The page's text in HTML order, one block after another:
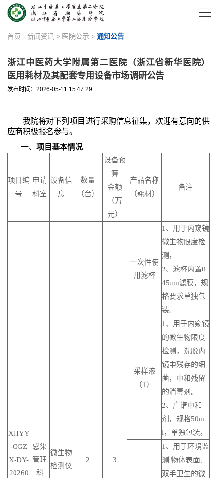
首页 - 新闻资讯 > 医院公示 > 通知公告
浙江中医药大学附属第二医院（浙江省新华医院）
医用耗材及其配套专用设备市场调研公告
发布时间：2026-05-11 15:47:29
我院将对下列项目进行采购信息征集，欢迎有意向的供
应商积极报名参与。
一、 项目基本情况
项目编
号
申请
科室
设备信
息
数量
（台）
设备预
算
金额
（万
元）
产品名称
（耗材）
备注
XHYY
-CGZ
X-DY-
20260
感染
管理
科
微生物
检测仪
2 3
一次性使
用滤杯
1、用于内窥镜
微生物限度检
测，
2、滤杯内置0.
45um滤膜，规
格要求单独包
装。
采样液
（1）
1、用于内窥镜
的微生物限度
检测，洗脱内
镜中残存的细
菌，中和残留
的消毒剂。
2、广谱中和
剂，规格50m
l，单独包装。
1、用于环境监
测:物体表面、
双手卫生的微